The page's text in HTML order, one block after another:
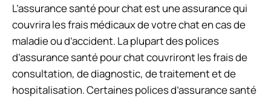
L’assurance santé pour chat est une assurance qui
couvrira les frais médicaux de votre chat en cas de
maladie ou d’accident. La plupart des polices
d’assurance santé pour chat couvriront les frais de
consultation, de diagnostic, de traitement et de
hospitalisation. Certaines polices d’assurance santé